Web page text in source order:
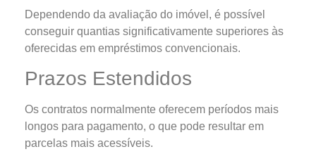
Dependendo da avaliação do imóvel, é possível
conseguir quantias significativamente superiores às
oferecidas em empréstimos convencionais.
Prazos Estendidos
Os contratos normalmente oferecem períodos mais
longos para pagamento, o que pode resultar em
parcelas mais acessíveis.